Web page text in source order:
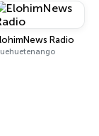
Huehuetenango
Radio